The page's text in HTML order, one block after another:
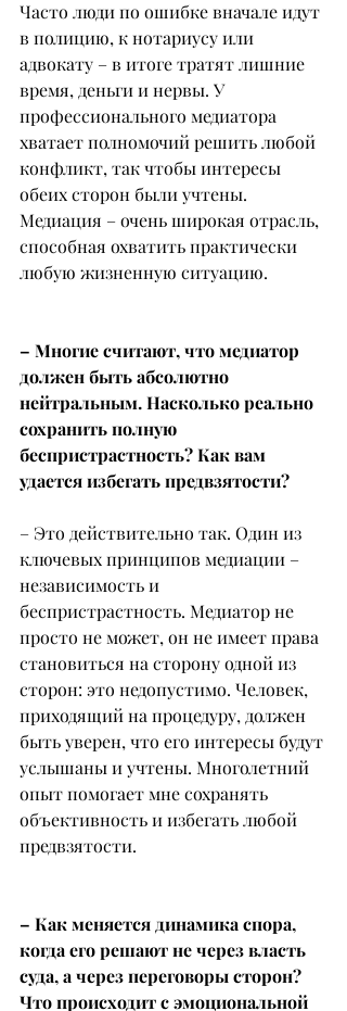
Часто люди по ошибке вначале идут
в полицию, к нотариусу или
адвокату – в итоге тратят лишние
время, деньги и нервы. У
профессионального медиатора
хватает полномочий решить любой
конфликт, так чтобы интересы
обеих сторон были учтены.
Медиация – очень широкая отрасль,
способная охватить практически
любую жизненную ситуацию.
– Многие считают, что медиатор
должен быть абсолютно
нейтральным. Насколько реально
сохранить полную
беспристрастность? Как вам
удается избегать предвзятости?
– Это действительно так. Один из
ключевых принципов медиации –
независимость и
беспристрастность. Медиатор не
просто не может, он не имеет права
становиться на сторону одной из
сторон: это недопустимо. Человек,
приходящий на процедуру, должен
быть уверен, что его интересы будут
услышаны и учтены. Многолетний
опыт помогает мне сохранять
объективность и избегать любой
предвзятости.
– Как меняется динамика спора,
когда его решают не через власть
суда, а через переговоры сторон?
Что происходит с эмоциональной